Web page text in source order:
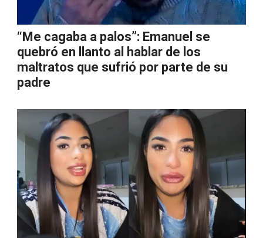
“Me cagaba a palos”: Emanuel se
quebró en llanto al hablar de los
maltratos que sufrió por parte de su
padre